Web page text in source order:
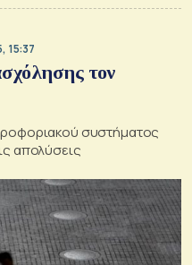
15:37
τον
συστήματος
απολύσεις